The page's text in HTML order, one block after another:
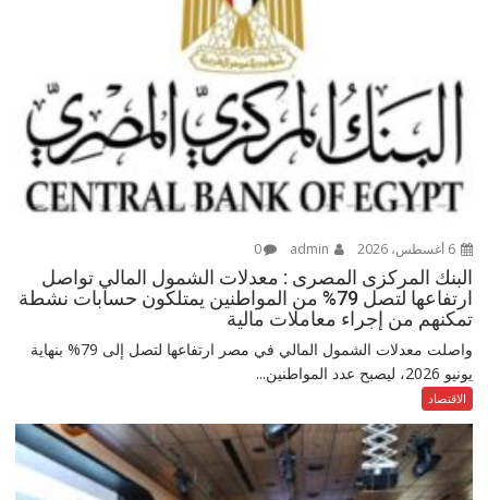
6 أغسطس، 2026 0
البنك المركزى المصرى : معدلات الشمول المالي تواصل
ارتفاعها لتصل 79% من المواطنين يمتلكون حسابات نشطة
تمكنهم من إجراء معاملات مالية
واصلت معدلات الشمول المالي في مصر ارتفاعها لتصل إلى 79% بنهاية
يونيو 2026، ليصبح عدد المواطنين...
الاقتصاد